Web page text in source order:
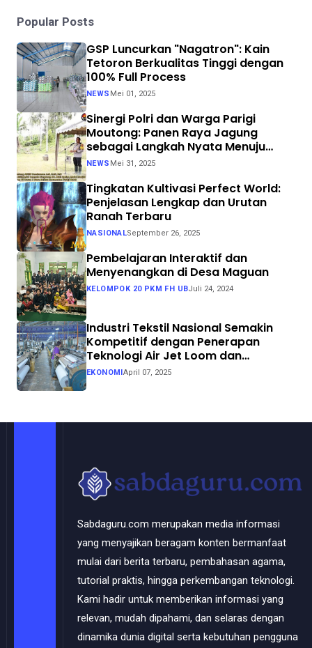
Popular Posts
GSP Luncurkan "Nagatron": Kain
Tetoron Berkualitas Tinggi dengan
100% Full Process
NEWS Mei 01, 2025
Sinergi Polri dan Warga Parigi
Moutong: Panen Raya Jagung
sebagai Langkah Nyata Menuju
Swasembada Pangan
NEWS Mei 31, 2025
Tingkatan Kultivasi Perfect World:
Penjelasan Lengkap dan Urutan
Ranah Terbaru
NASIONALSeptember 26, 2025
Pembelajaran Interaktif dan
Menyenangkan di Desa Maguan
KELOMPOK 20 PKM FH UBJuli 24, 2024
Industri Tekstil Nasional Semakin
Kompetitif dengan Penerapan
Teknologi Air Jet Loom dan
Continuous Dyeing di CV. Garuda
Solo Perkasa
EKONOMIApril 07, 2025
Sabdaguru.com merupakan media informasi
yang menyajikan beragam konten bermanfaat
mulai dari berita terbaru, pembahasan agama,
tutorial praktis, hingga perkembangan teknologi.
Kami hadir untuk memberikan informasi yang
relevan, mudah dipahami, dan selaras dengan
dinamika dunia digital serta kebutuhan pengguna